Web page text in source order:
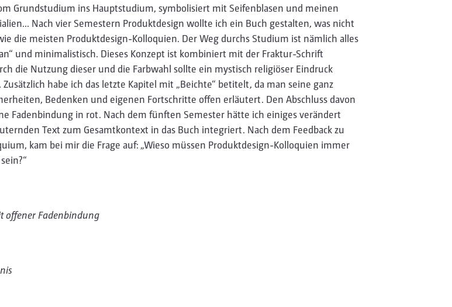
Grundstudium ins Hauptstudium, symbolisiert mit Seifenblasen und meinen
Nach vier Semestern Produktdesign wollte ich ein Buch gestalten, was nicht
die meisten Produktdesign-Kolloquien. Der Weg durchs Studium ist nämlich alles
und minimalistisch. Dieses Konzept ist kombiniert mit der Fraktur-Schrift
die Nutzung dieser und die Farbwahl sollte ein mystisch religiöser Eindruck
habe ich das letzte Kapitel mit „Beichte“ betitelt, da man seine ganz
Bedenken und eigenen Fortschritte offen erläutert. Den Abschluss davon
Fadenbindung in rot. Nach dem fünften Semester hätte ich einiges verändert
Text zum Gesamtkontext in das Buch integriert. Nach dem Feedback zu
kam bei mir die Frage auf: „Wieso müssen Produktdesign-Kolloquien immer
offener Fadenbindung